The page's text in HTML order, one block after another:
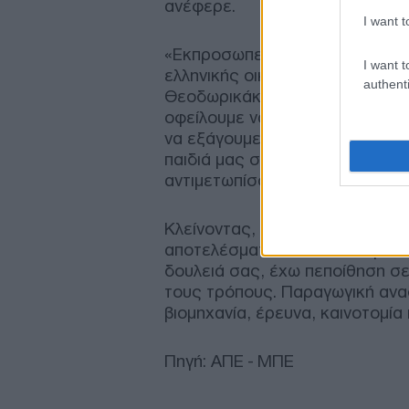
I want
I want
ανέφερε.
«Εκπροσωπείτε το όραμά μας
ελληνικής οικονομίας και
Θεοδωρικάκος, μιλώντας
οφείλουμε να κάνουμε, είναι να
να εξάγουμε περισσότερα από
παιδιά μας στην πατρίδα μας,
αντιμετωπίσουμε τη
Κλείνοντας, ο υπουργός είπε
αποτελέσματα στην οικονομία.
δουλειά σας, έχω πεποίθηση
τους τρόπους. Παραγωγική
βιομηχανία, έρευνα,
Πηγή: ΑΠΕ - ΜΠΕ